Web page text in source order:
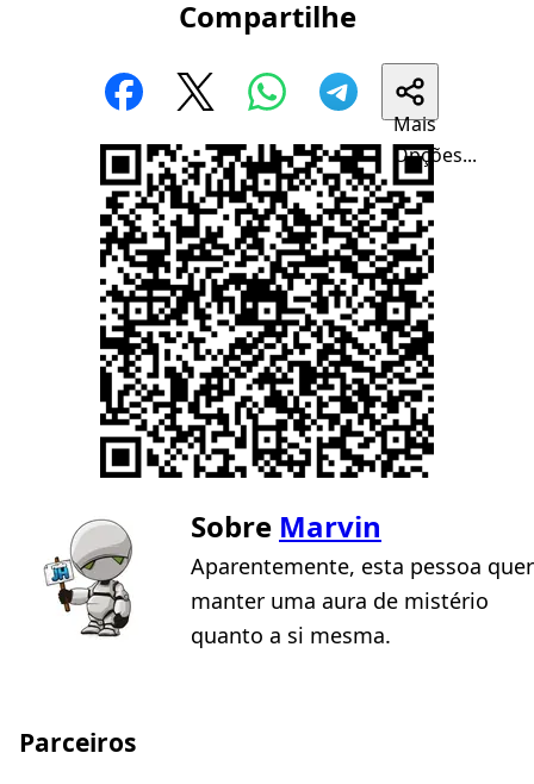
Compartilhe
Mais
Opções...
Sobre Marvin
Aparentemente, esta pessoa quer
manter uma aura de mistério
quanto a si mesma.
Parceiros